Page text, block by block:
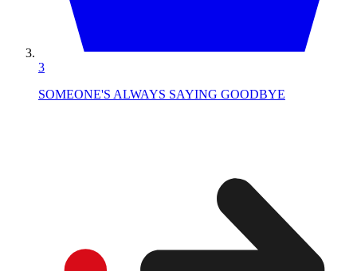
3
SOMEONE'S ALWAYS SAYING GOODBYE